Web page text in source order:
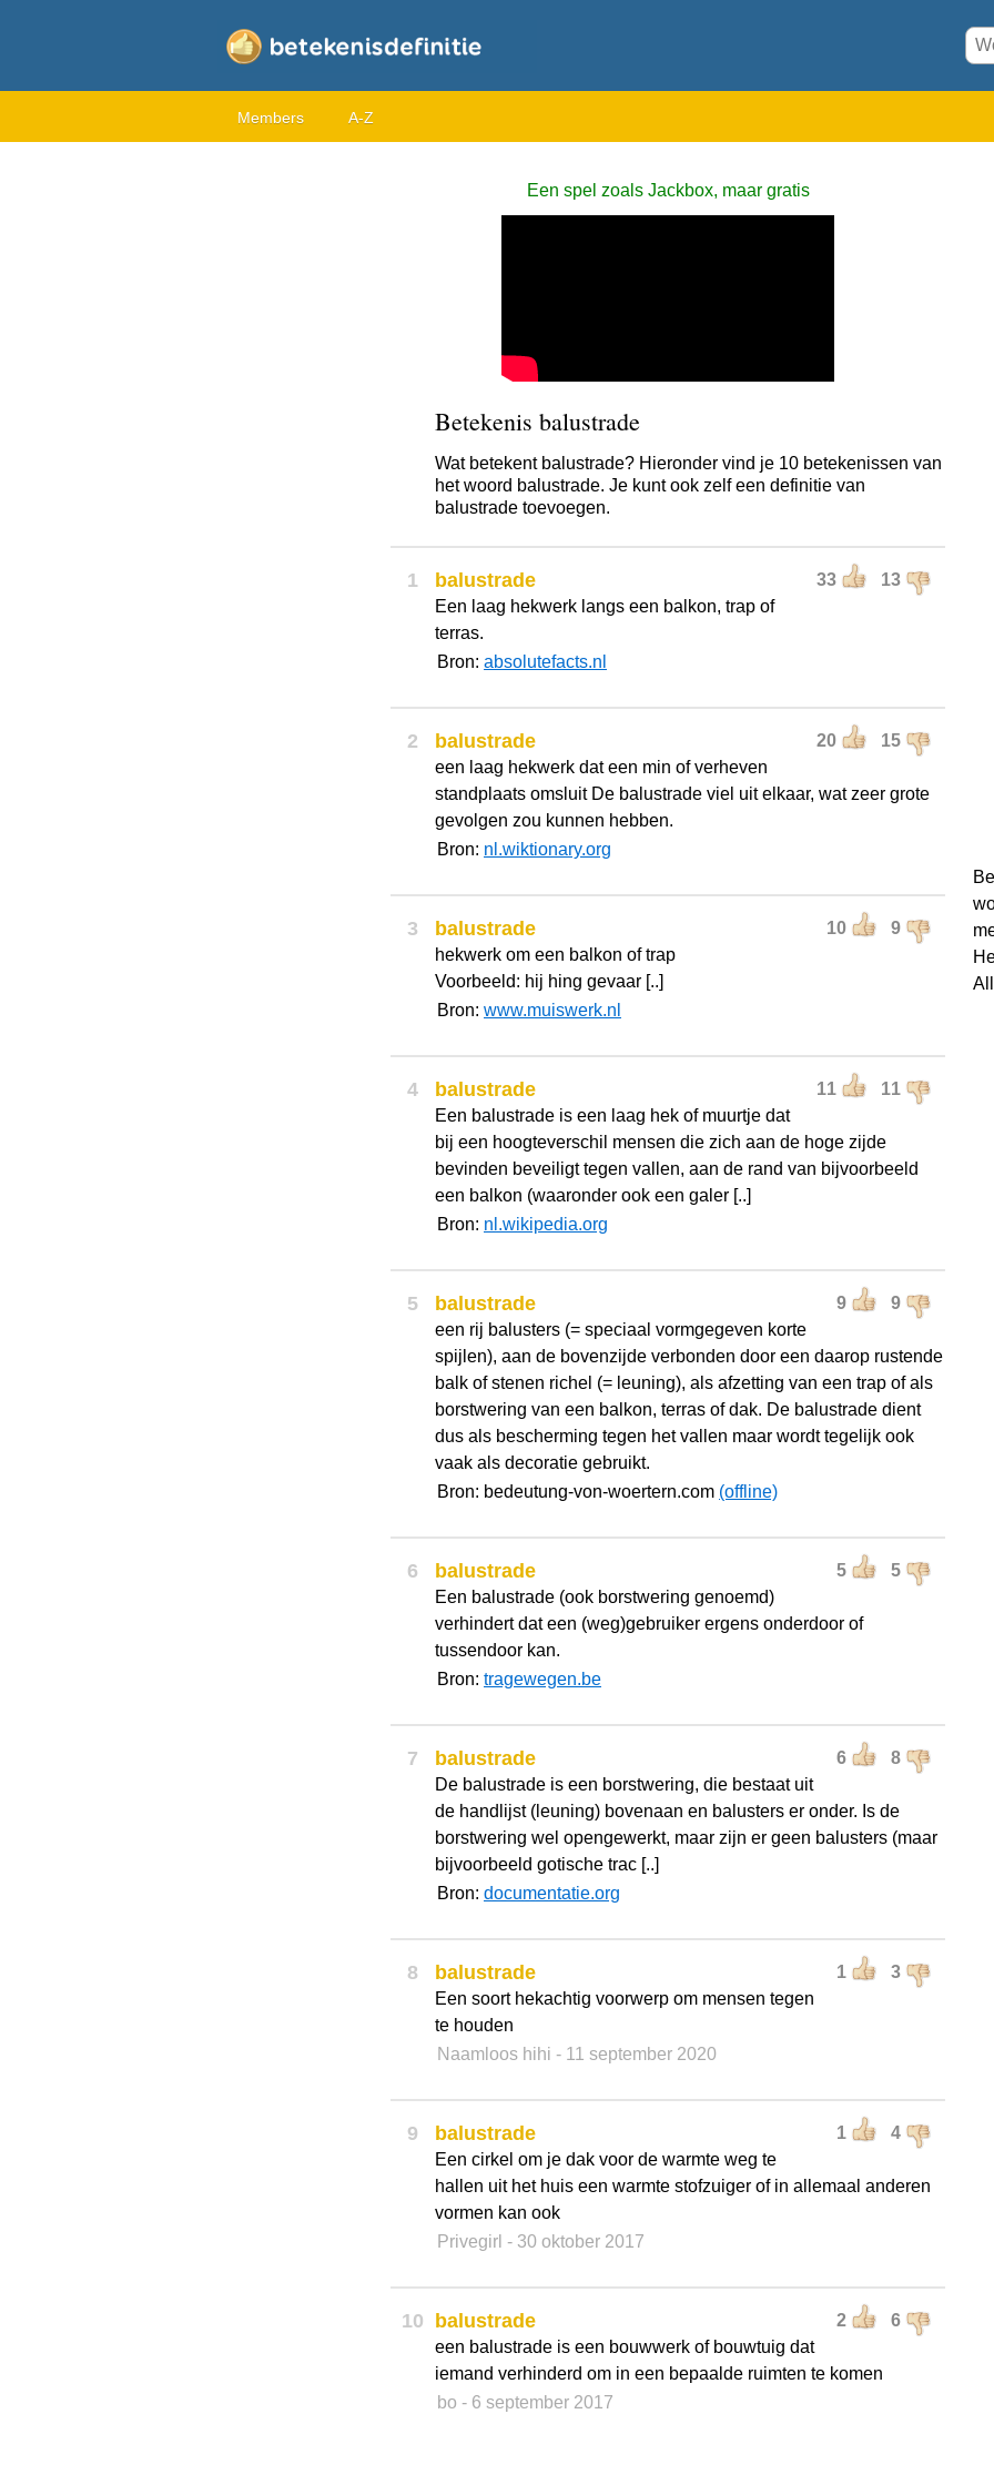
Members A-Z
Een spel zoals Jackbox, maar gratis
Betekenis balustrade
Wat betekent balustrade? Hieronder vind je 10 betekenissen van
het woord balustrade. Je kunt ook zelf een definitie van
balustrade toevoegen.
1 33 13
balustrade
Een laag hekwerk langs een balkon, trap of
terras.
Bron: absolutefacts.nl
2 20 15
balustrade
een laag hekwerk dat een min of verheven
standplaats omsluit De balustrade viel uit elkaar, wat zeer grote
gevolgen zou kunnen hebben.
Bron: nl.wiktionary.org
3 10 9
balustrade
hekwerk om een balkon of trap
Voorbeeld: hij hing gevaar [..]
Bron: www.muiswerk.nl
4 11 11
balustrade
Een balustrade is een laag hek of muurtje dat
bij een hoogteverschil mensen die zich aan de hoge zijde
bevinden beveiligt tegen vallen, aan de rand van bijvoorbeeld
een balkon (waaronder ook een galer [..]
Bron: nl.wikipedia.org
5 9 9
balustrade
een rij balusters (= speciaal vormgegeven korte
spijlen), aan de bovenzijde verbonden door een daarop rustende
balk of stenen richel (= leuning), als afzetting van een trap of als
borstwering van een balkon, terras of dak. De balustrade dient
dus als bescherming tegen het vallen maar wordt tegelijk ook
vaak als decoratie gebruikt.
Bron: bedeutung-von-woertern.com (offline)
6 5 5
balustrade
Een balustrade (ook borstwering genoemd)
verhindert dat een (weg)gebruiker ergens onderdoor of
tussendoor kan.
Bron: tragewegen.be
7 6 8
balustrade
De balustrade is een borstwering, die bestaat uit
de handlijst (leuning) bovenaan en balusters er onder. Is de
borstwering wel opengewerkt, maar zijn er geen balusters (maar
bijvoorbeeld gotische trac [..]
Bron: documentatie.org
8 1 3
balustrade
Een soort hekachtig voorwerp om mensen tegen
te houden
Naamloos hihi - 11 september 2020
9 1 4
balustrade
Een cirkel om je dak voor de warmte weg te
hallen uit het huis een warmte stofzuiger of in allemaal anderen
vormen kan ook
Privegirl - 30 oktober 2017
10 2 6
balustrade
een balustrade is een bouwwerk of bouwtuig dat
iemand verhinderd om in een bepaalde ruimten te komen
bo - 6 september 2017